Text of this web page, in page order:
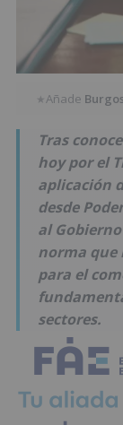
★Añade
Tras
hoy por el
aplicación
desde
al
norma que
para el
sectores.